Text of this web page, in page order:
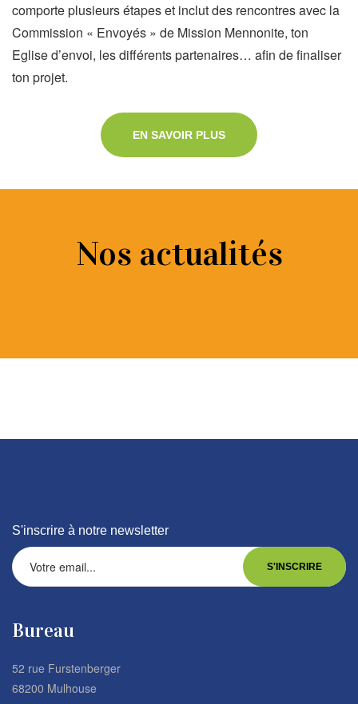
comporte plusieurs étapes et inclut des rencontres avec la
Commission « Envoyés » de Mission Mennonite, ton
Eglise d’envoi, les différents partenaires… afin de finaliser
ton projet.
EN SAVOIR PLUS
Nos actualités
S'inscrire à notre newsletter
Bureau
52 rue Furstenberger
68200 Mulhouse